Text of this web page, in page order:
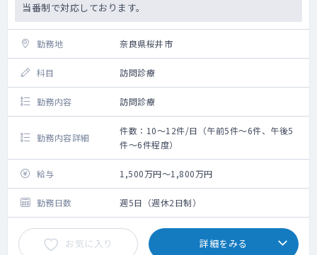
当番制で対応しております。
勤務地 奈良県桜井市
科目 訪問診療
勤務内容 訪問診療
勤務内容詳細
件数：10～12件/日（午前5件～6件、午後5
件～6件程度）
給与 1,500万円～1,800万円
勤務日数 週5日（週休2日制）
お気に入り 詳細をみる